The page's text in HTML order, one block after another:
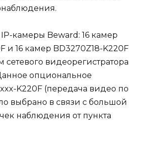
камеры Beward: 16 камер
и 16 камер BD3270Z18-K220F
видеорегистратора
опциональное
K220F (передача видео по
выбрано в связи с большой
наблюдения от пункта